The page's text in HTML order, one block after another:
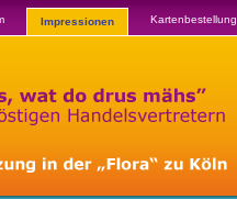
Impressionen Kartenbestellung